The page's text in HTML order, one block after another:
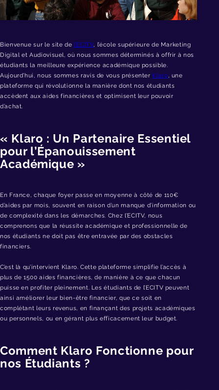
Bienvenue sur le site de l’ECITV, l’école supérieure de Marketing
Digital et Audiovisuel, où nous sommes déterminés à offrir à nos
étudiants la meilleure expérience académique possible.
Aujourd’hui, nous sommes ravis de vous présenter Klaro, une
plateforme qui révolutionne la manière dont nos étudiants
accèdent aux aides financières et optimisent leur pouvoir
d’achat.
« Klaro : Un Partenaire Essentiel
pour l’Épanouissement
Académique »
En France, chaque foyer passe en moyenne à côté de 110€
d’aides par mois, souvent en raison d’un manque d’information ou
de complexité dans les démarches. Chez l’ECITV, nous
comprenons que la réussite académique et professionnelle de
nos étudiants ne doit pas être entravée par des obstacles
financiers.
C’est là qu’intervient Klaro. Cette plateforme simplifie l’accès à
plus de 1500 aides financières, de manière à ce que chacun
puisse en profiter pleinement. Les étudiants de l’ECITV peuvent
ainsi améliorer leur bien-être financier, que ce soit en
complétant leurs revenus, en finançant des projets académiques
ou personnels, ou en gérant plus efficacement leur budget.
Comment Klaro Fonctionne pour
nos Étudiants ?